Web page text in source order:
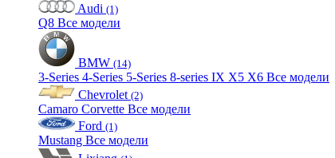
Audi (1)
Q8 Все модели
BMW (14)
3-Series 4-Series 5-Series 8-series IX X5 X6 Все модели
Chevrolet (2)
Camaro Corvette Все модели
Ford (1)
Mustang Все модели